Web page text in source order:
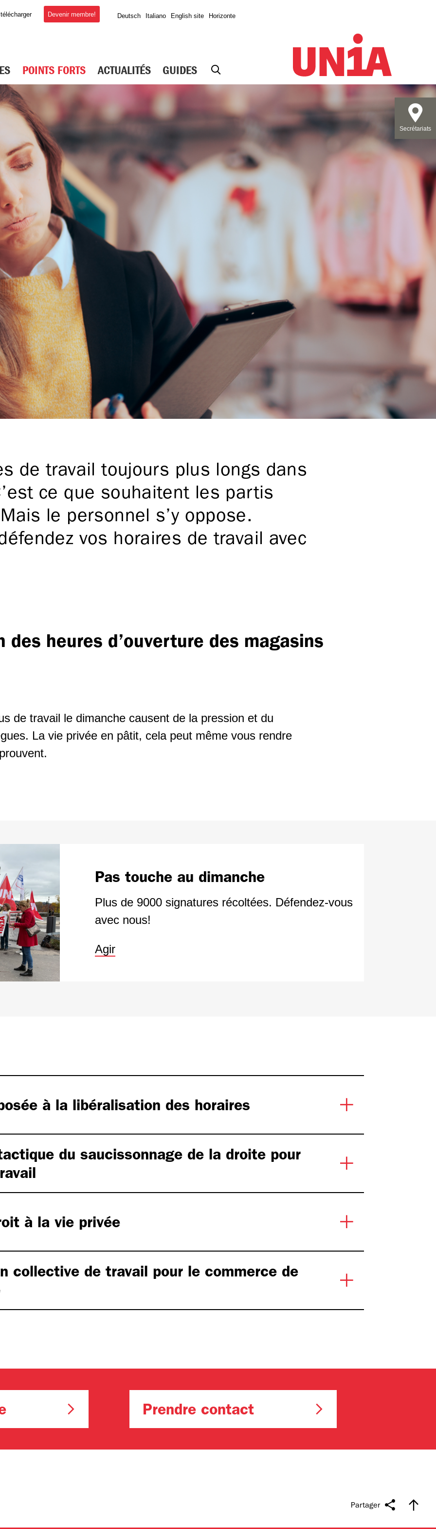
Devenir membre! Deutsch Italiano English site Horizonte
POINTS FORTS ACTUALITÉS GUIDES
de travail toujours plus longs dans
ce que souhaitent les partis
le personnel s’y oppose.
vos horaires de travail avec
des heures d’ouverture des magasins
de travail le dimanche causent de la pression et du
La vie privée en pâtit, cela peut même vous rendre
Pas touche au dimanche
Plus de 9000 signatures récoltées. Défendez-vous
avec nous!
Agir
à la libéralisation des horaires
du saucissonnage de la droite pour
à la vie privée
collective de travail pour le commerce de
Prendre contact
Partager
Secrétariats